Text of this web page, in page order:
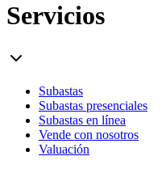
Servicios
Subastas
Subastas presenciales
Subastas en línea
Vende con nosotros
Valuación